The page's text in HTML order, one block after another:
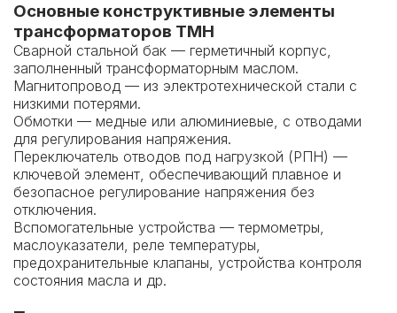
Основные конструктивные элементы
трансформаторов ТМН
Сварной стальной бак — герметичный корпус,
заполненный трансформаторным маслом.
Магнитопровод — из электротехнической стали с
низкими потерями.
Обмотки — медные или алюминиевые, с отводами
для регулирования напряжения.
Переключатель отводов под нагрузкой (РПН) —
ключевой элемент, обеспечивающий плавное и
безопасное регулирование напряжения без
отключения.
Вспомогательные устройства — термометры,
маслоуказатели, реле температуры,
предохранительные клапаны, устройства контроля
состояния масла и др.